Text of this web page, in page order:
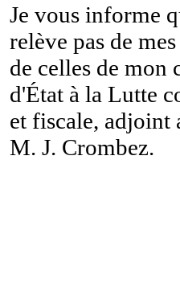
Je vous informe
relève pas de
de celles de mon
d'État à la Lutte
et fiscale, adjoint
M. J. Crombez.